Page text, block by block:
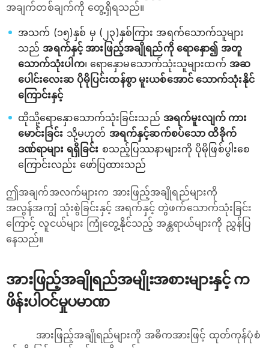
အချက်တစ်ချက်ကို တွေ့ရှိရသည်။
အသက် (၁၅)နှစ် မှ (၂၃)နှစ်ကြား အရက်သောက်သူများ
သည်အရက်နှင့် အားဖြည့်အချိုရည်ကို ရောနှော၍ အတူ
သောက်သုံးပါက၊ ရောနှောမသောက်သုံးသူများထက် အဆ
ပေါင်းလေးဆ ပိုမိုပြင်းထန်စွာ မူးယစ်အောင် သောက်သုံးနိုင်
ကြောင်းနှင့်
ထိုသို့ရောနှောသောက်သုံးခြင်းသည် အရက်မူးလျက် ကား
မောင်းခြင်း သို့မဟုတ် အရက်နှင့်ဆက်စပ်သော ထိခိုက်
ဒဏ်ရာများ ရရှိခြင်း စသည့်ပြဿနာများကို ပိုမိုဖြစ်ပွါးစေ
ကြောင်းလည်း ဖော်ပြထားသည်
ဤအချက်အလက်များက အားဖြည့်အချိုရည်များကို
အလွန်အကျွံ သုံးစွဲခြင်းနှင့် အရက်နှင့် တွဲဖက်သောက်သုံးခြင်း
ကြောင့် လူငယ်များ ကြုံတွေ့နိုင်သည့် အန္တရာယ်များကို ညွှန်ပြ
နေသည်။
အားဖြည့်အချိုရည်အမျိုးအစားများနှင့် က
ဖိန်းပါဝင်မှုပမာဏ
အားဖြည့်အချိုရည်များကို အဓိကအားဖြင့် ထုတ်ကုန်ပုံစံ